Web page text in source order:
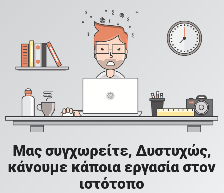
Μας συγχωρείτε, Δυστυχώς,
κάνουμε κάποια εργασία στον
ιστότοπο